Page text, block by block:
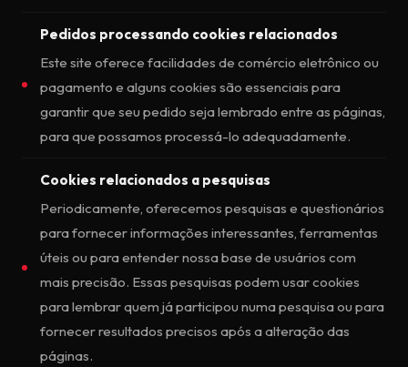
Pedidos processando cookies relacionados
Este site oferece facilidades de comércio eletrônico ou
pagamento e alguns cookies são essenciais para
garantir que seu pedido seja lembrado entre as páginas,
para que possamos processá-lo adequadamente.
Cookies relacionados a pesquisas
Periodicamente, oferecemos pesquisas e questionários
para fornecer informações interessantes, ferramentas
úteis ou para entender nossa base de usuários com
mais precisão. Essas pesquisas podem usar cookies
para lembrar quem já participou numa pesquisa ou para
fornecer resultados precisos após a alteração das
páginas.